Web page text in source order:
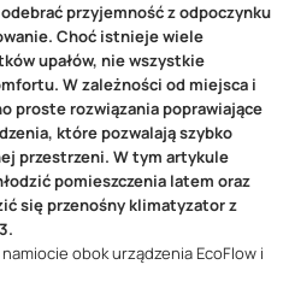
przyjemność z odpoczynku
Choć istnieje wiele
upałów, nie wszystkie
W zależności od miejsca i
proste rozwiązania poprawiające
które pozwalają szybko
przestrzeni. W tym artykule
pomieszczenia latem oraz
się przenośny klimatyzator z